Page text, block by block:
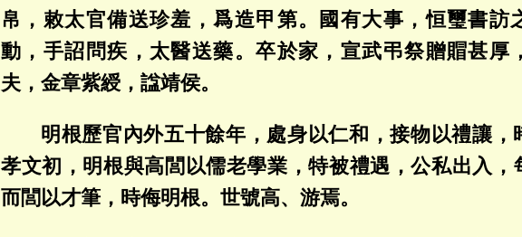
帛，敕太官備送珍羞，爲造甲第。國有大事，恒璽書訪
動，手詔問疾，太醫送藥。卒於家，宣武弔祭贈賵甚厚
夫，金章紫綬，諡靖侯。
明根歷官內外五十餘年，處身以仁和，接物以禮讓，
孝文初，明根與高閭以儒老學業，特被禮遇，公私出入，
而閭以才筆，時侮明根。世號高、游焉。